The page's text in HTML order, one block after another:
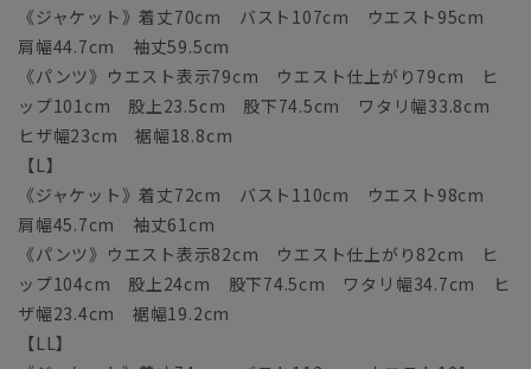
《ジャケット》着丈70cm バスト107cm ウエスト95cm
肩幅44.7cm 袖丈59.5cm
《パンツ》ウエスト表示79cm ウエスト仕上がり79cm ヒ
ップ101cm 股上23.5cm 股下74.5cm ワタリ幅33.8cm
ヒザ幅23cm 裾幅18.8cm
【L】
《ジャケット》着丈72cm バスト110cm ウエスト98cm
肩幅45.7cm 袖丈61cm
《パンツ》ウエスト表示82cm ウエスト仕上がり82cm ヒ
ップ104cm 股上24cm 股下74.5cm ワタリ幅34.7cm ヒ
ザ幅23.4cm 裾幅19.2cm
【LL】